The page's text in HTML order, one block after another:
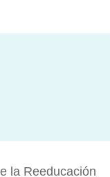
la Reeducación